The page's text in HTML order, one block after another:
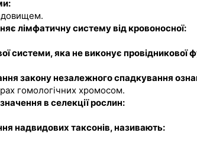
лімфатичну систему від кровоносної:
системи, яка не виконує провідникової
закону незалежного спадкування
гомологічних хромосом.
в селекції рослин:
надвидових таксонів, називають: